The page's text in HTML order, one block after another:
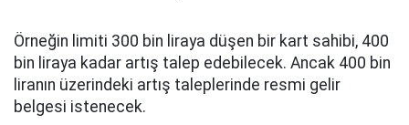
Örneğin limiti 300 bin liraya düşen bir kart sahibi, 400
bin liraya kadar artış talep edebilecek. Ancak 400 bin
liranın üzerindeki artış taleplerinde resmi gelir
belgesi istenecek.